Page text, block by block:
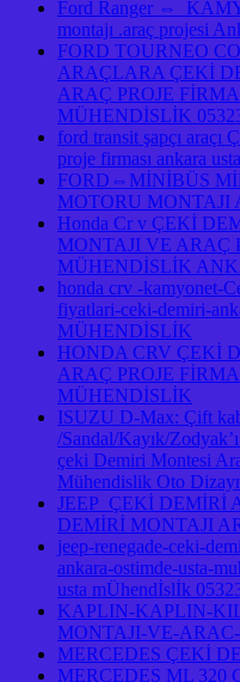
Ford Ranger ⇔
montajı .araç projesi
FORD TOURNEO
ARAÇLARA ÇEKİ
ARAÇ PROJE
MÜHENDİSLİK
ford transit şapçı araçı
proje firması ankara
FORD⇔MİNİBÜS
MOTORU
Honda Cr v ÇEKİ
MONTAJI VE ARAÇ
MÜHENDİSLİK
honda crv -kamyonet-
fiyatlari-ceki-demiri-
MÜHENDİSLİK
HONDA CRV ÇEKİ
ARAÇ PROJE
MÜHENDİSLİK
ISUZU D-Max: Çift
/Sandal/Kayık/
çeki Demiri Montesi
Mühendislik Oto
JEEP ÇEKİ DEMİRİ
DEMİRİ MONTAJI
jeep-renegade-ceki-
ankara-ostimde-usta-
usta mÜhendİslİk
KAPLIN-KAPLIN-
MONTAJI-VE-
MERCEDES ÇEKİ
MERCEDES ML